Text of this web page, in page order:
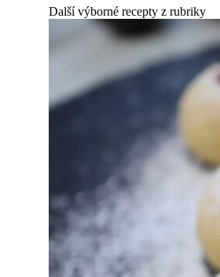
Další výborné recepty z rubriky